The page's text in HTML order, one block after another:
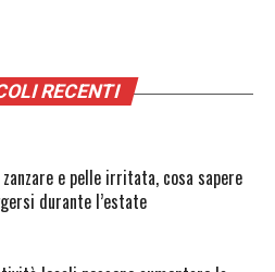
RECENTI
e pelle irritata, cosa sapere
durante l’estate